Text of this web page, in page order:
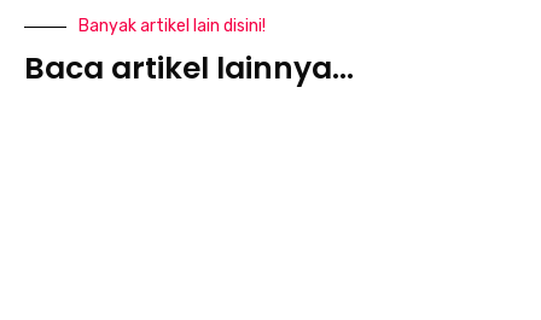
Banyak artikel lain disini!
Baca artikel lainnya...